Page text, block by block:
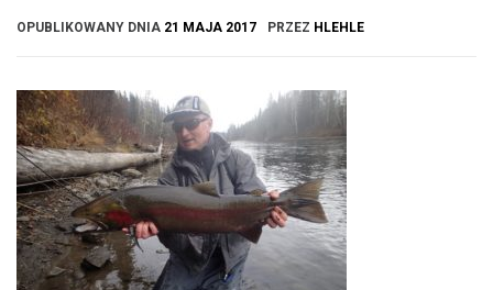
OPUBLIKOWANY DNIA 21 MAJA 2017 PRZEZ HLEHLE